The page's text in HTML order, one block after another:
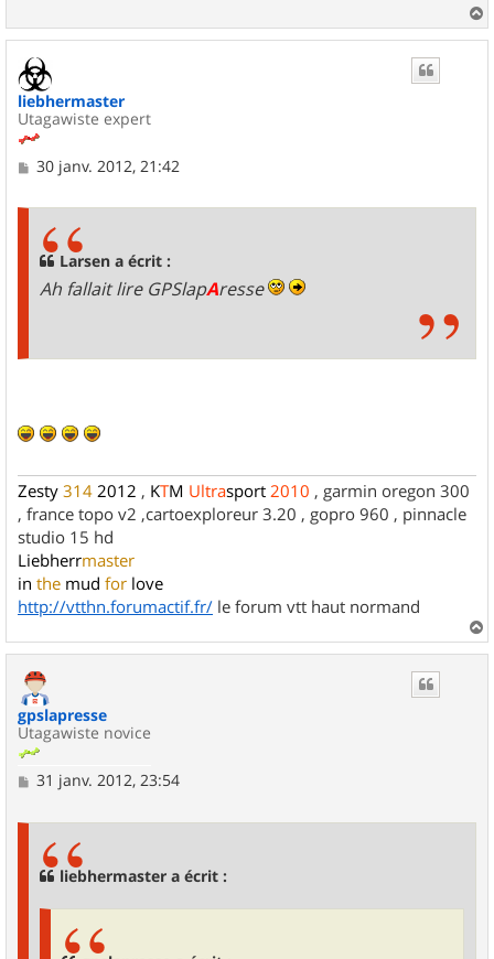
a
liebhermaster
Utagawiste expert
M
30 janv. 2012, 21:42
Larsen a écrit :
Ah fallait lire GPSlapAresse
Zesty 314 2012 , KTM Ultrasport 2010 , garmin oregon 300
, france topo v2 ,cartoexploreur 3.20 , gopro 960 , pinnacle
studio 15 hd
Liebherrmaster
in the mud for love
http://vtthn.forumactif.fr/ le forum vtt haut normand
a
gpslapresse
Utagawiste novice
M
31 janv. 2012, 23:54
liebhermaster a écrit :